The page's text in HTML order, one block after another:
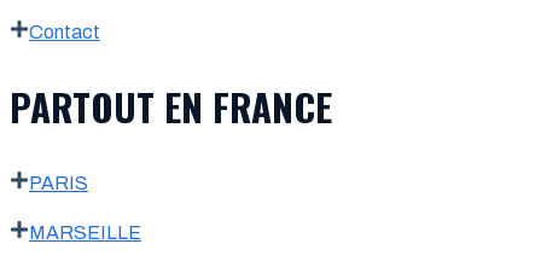
Contact
PARTOUT EN FRANCE
PARIS
MARSEILLE